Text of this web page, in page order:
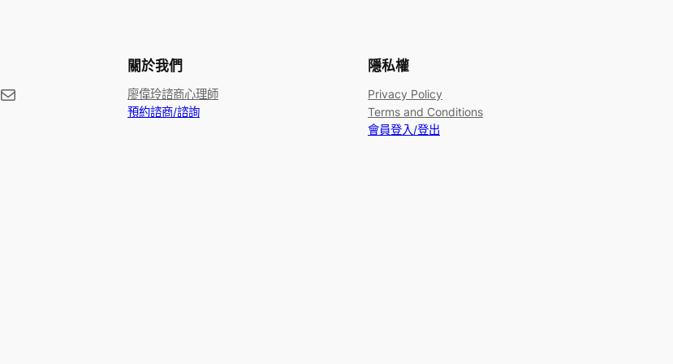
電子郵件
關於我們
廖偉玲諮商心理師
預約諮商/諮詢
隱私權
Privacy Policy
Terms and Conditions
會員登入/登出